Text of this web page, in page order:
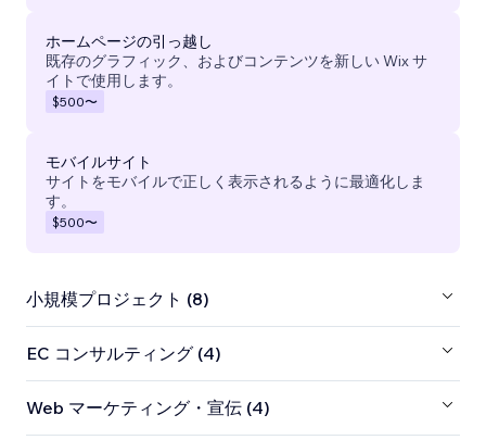
ホームページの引っ越し
既存のグラフィック、およびコンテンツを新しい Wix サ
イトで使用します。
$500〜
モバイルサイト
サイトをモバイルで正しく表示されるように最適化しま
す。
$500〜
小規模プロジェクト (8)
EC コンサルティング (4)
Web マーケティング・宣伝 (4)